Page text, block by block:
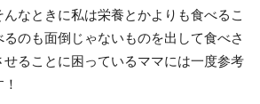
なときに私は栄養とかよりも食べるこ
のも面倒じゃないものを出して食べさ
ることに困っているママには一度参考